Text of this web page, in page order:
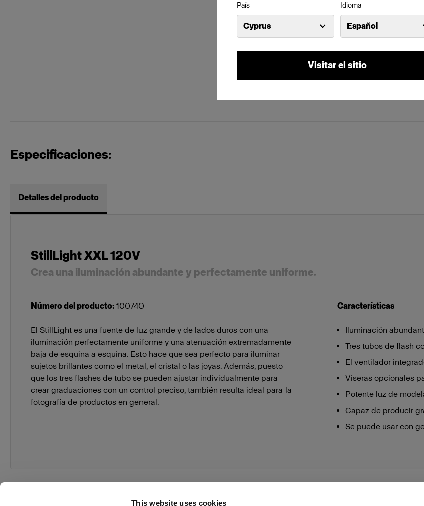
This website uses cookies
País
Cyprus
Idioma
Español
Visitar el sitio
Especificaciones:
Detalles del producto
StillLight XXL 120V
Crea una iluminación abundante y perfectamente uniforme.
Número del producto: 100740
El StillLight es una fuente de luz grande y de lados duros con una
iluminación perfectamente uniforme y una atenuación extremadamente
baja de esquina a esquina. Esto hace que sea perfecto para iluminar
sujetos brillantes como el metal, el cristal o las joyas. Además, puesto
que los tres flashes de tubo se pueden ajustar individualmente para
crear graduaciones con un control preciso, también resulta ideal para la
fotografía de productos en general.
Características
Iluminación
Tres tubos de flash
El ventilador
Viseras opcionales
Potente luz de
Capaz de producir
Se puede usar con